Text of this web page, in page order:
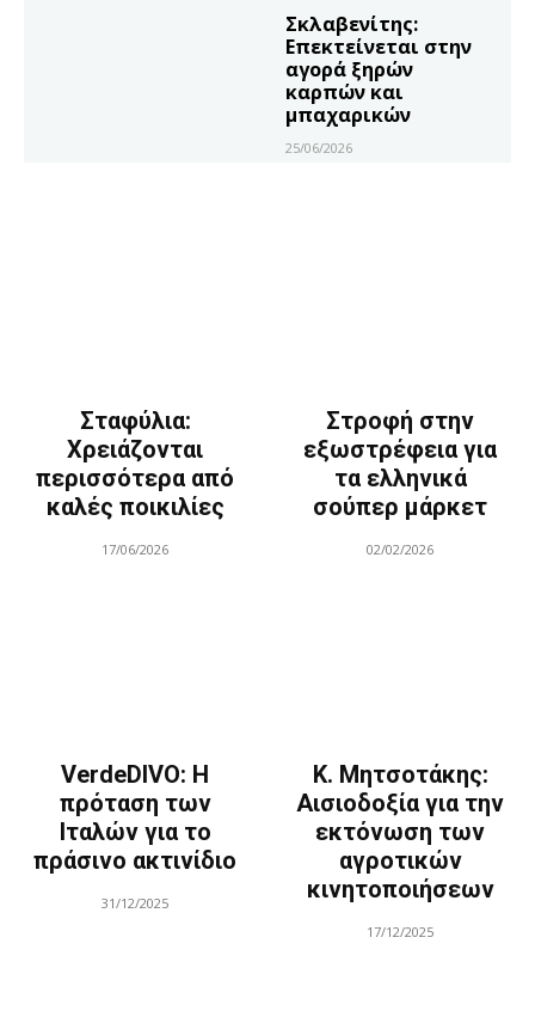
Σκλαβενίτης:
Επεκτείνεται στην
αγορά ξηρών
καρπών και
μπαχαρικών
25/06/2026
Σταφύλια:
Χρειάζονται
περισσότερα από
καλές ποικιλίες
17/06/2026
Στροφή στην
εξωστρέφεια για
τα ελληνικά
σούπερ μάρκετ
02/02/2026
VerdeDIVO: Η
πρόταση των
Ιταλών για το
πράσινο ακτινίδιο
31/12/2025
Κ. Μητσοτάκης:
Αισιοδοξία για την
εκτόνωση των
αγροτικών
κινητοποιήσεων
17/12/2025